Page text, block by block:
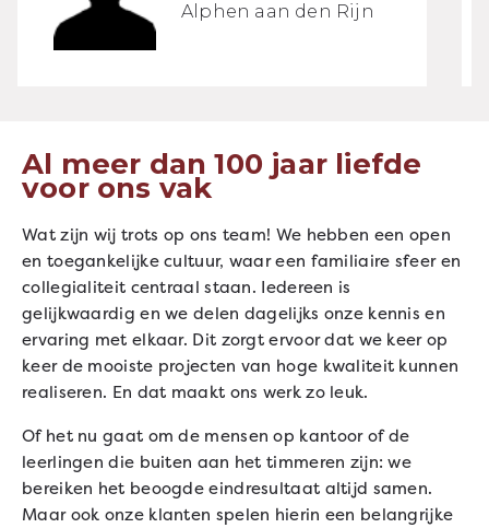
Alphen aan den Rijn
Al meer dan 100 jaar liefde
voor ons vak
Wat zijn wij trots op ons team! We hebben een open
en toegankelijke cultuur, waar een familiaire sfeer en
collegialiteit centraal staan. Iedereen is
gelijkwaardig en we delen dagelijks onze kennis en
ervaring met elkaar. Dit zorgt ervoor dat we keer op
keer de mooiste projecten van hoge kwaliteit kunnen
realiseren. En dat maakt ons werk zo leuk.
Of het nu gaat om de mensen op kantoor of de
leerlingen die buiten aan het timmeren zijn: we
bereiken het beoogde eindresultaat altijd samen.
Maar ook onze klanten spelen hierin een belangrijke